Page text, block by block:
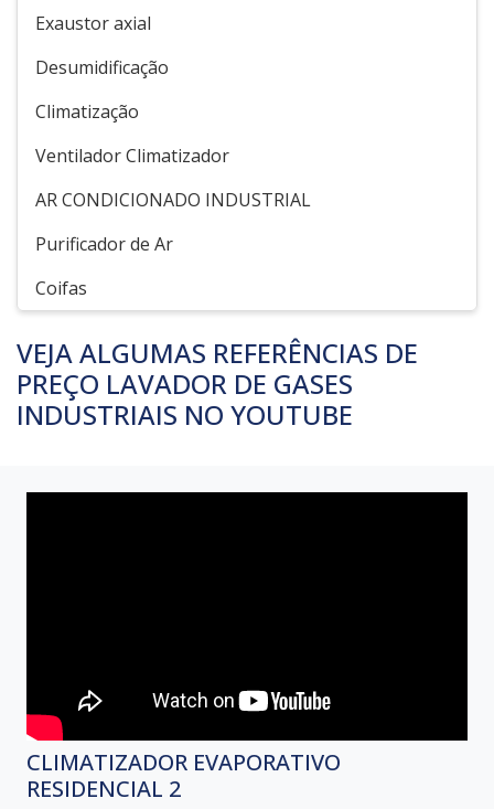
Exaustor axial
Desumidificação
Climatização
Ventilador Climatizador
AR CONDICIONADO INDUSTRIAL
Purificador de Ar
Coifas
VEJA ALGUMAS REFERÊNCIAS DE
PREÇO LAVADOR DE GASES
INDUSTRIAIS NO YOUTUBE
CLIMATIZADOR EVAPORATIVO
RESIDENCIAL 2